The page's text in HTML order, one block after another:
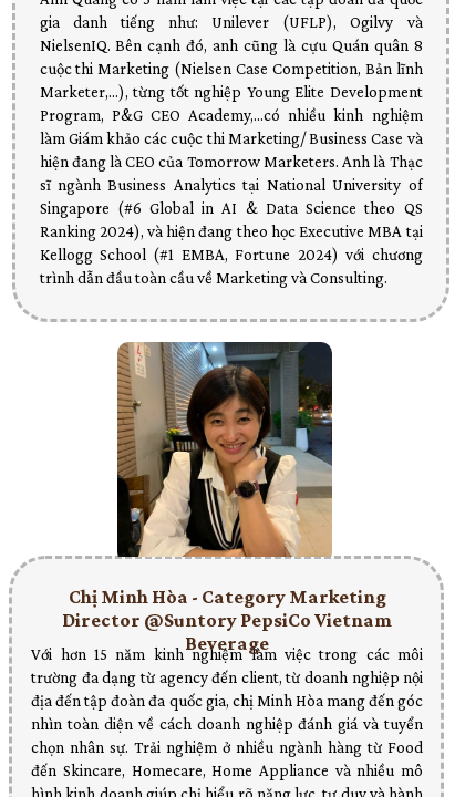
Với hơn 15 năm kinh nghiệm làm việc trong các môi
trường đa dạng từ agency đến client, từ doanh nghiệp nội
địa đến tập đoàn đa quốc gia, chị Minh Hòa mang đến góc
nhìn toàn diện về cách doanh nghiệp đánh giá và tuyển
chọn nhân sự. Trải nghiệm ở nhiều ngành hàng từ Food
đến Skincare, Homecare, Home Appliance và nhiều mô
Chị Minh Hòa - Category Marketing
Director @Suntory PepsiCo Vietnam
Beverage
gia danh tiếng như: Unilever (UFLP), Ogilvy và
NielsenIQ. Bên cạnh đó, anh cũng là cựu Quán quân 8
cuộc thi Marketing (Nielsen Case Competition, Bản lĩnh
Marketer,...), từng tốt nghiệp Young Elite Development
Program, P&G CEO Academy,...có nhiều kinh nghiệm
làm Giám khảo các cuộc thi Marketing/ Business Case và
hiện đang là CEO của Tomorrow Marketers. Anh là Thạc
sĩ ngành Business Analytics tại National University of
Singapore (#6 Global in AI & Data Science theo QS
Ranking 2024), và hiện đang theo học Executive MBA tại
Kellogg School (#1 EMBA, Fortune 2024) với chương
trình dẫn đầu toàn cầu về Marketing và Consulting.